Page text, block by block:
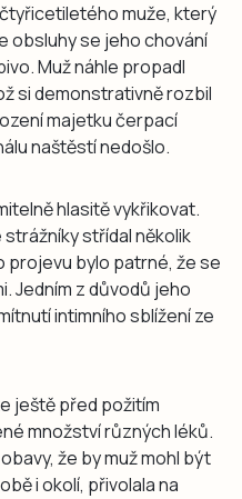
muže, který
obsluhy se jeho chování
Muž náhle propadl
si demonstrativně rozbil
majetku čerpací
naštěstí nedošlo.
hlasitě vykřikovat.
střídal několik
projevu bylo patrné, že se
Jedním z důvodů jeho
intimního sblížení ze
ještě před požitím
množství různých léků.
že by muž mohl být
i okolí, přivolala na